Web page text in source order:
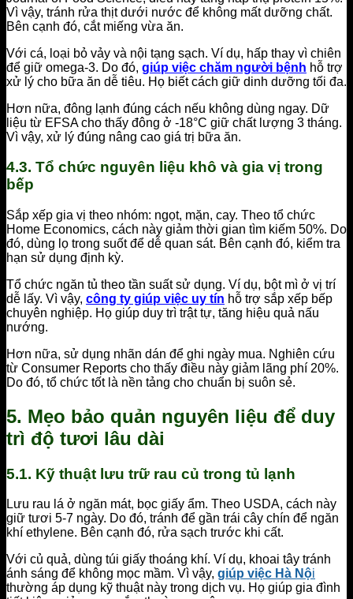
Vì vậy, tránh rửa thịt dưới nước để không mất dưỡng chất.
Bên cạnh đó, cắt miếng vừa ăn.
Với cá, loại bỏ vảy và nội tạng sạch. Ví dụ, hấp thay vì chiên
để giữ omega-3. Do đó, giúp việc chăm người bệnh hỗ trợ
xử lý cho bữa ăn dễ tiêu. Họ biết cách giữ dinh dưỡng tối đa.
Hơn nữa, đông lạnh đúng cách nếu không dùng ngay. Dữ
liệu từ EFSA cho thấy đông ở -18°C giữ chất lượng 3 tháng.
Vì vậy, xử lý đúng nâng cao giá trị bữa ăn.
4.3. Tổ chức nguyên liệu khô và gia vị trong
bếp
Sắp xếp gia vị theo nhóm: ngọt, mặn, cay. Theo tổ chức
Home Economics, cách này giảm thời gian tìm kiếm 50%. Do
đó, dùng lọ trong suốt để dễ quan sát. Bên cạnh đó, kiểm tra
hạn sử dụng định kỳ.
Tổ chức ngăn tủ theo tần suất sử dụng. Ví dụ, bột mì ở vị trí
dễ lấy. Vì vậy, công ty giúp việc uy tín hỗ trợ sắp xếp bếp
chuyên nghiệp. Họ giúp duy trì trật tự, tăng hiệu quả nấu
nướng.
Hơn nữa, sử dụng nhãn dán để ghi ngày mua. Nghiên cứu
từ Consumer Reports cho thấy điều này giảm lãng phí 20%.
Do đó, tổ chức tốt là nền tảng cho chuẩn bị suôn sẻ.
5. Mẹo bảo quản nguyên liệu để duy
trì độ tươi lâu dài
5.1. Kỹ thuật lưu trữ rau củ trong tủ lạnh
Lưu rau lá ở ngăn mát, bọc giấy ẩm. Theo USDA, cách này
giữ tươi 5-7 ngày. Do đó, tránh để gần trái cây chín để ngăn
khí ethylene. Bên cạnh đó, rửa sạch trước khi cất.
Với củ quả, dùng túi giấy thoáng khí. Ví dụ, khoai tây tránh
ánh sáng để không mọc mầm. Vì vậy, giúp việc Hà Nội
thường áp dụng kỹ thuật này trong dịch vụ. Họ giúp gia đình